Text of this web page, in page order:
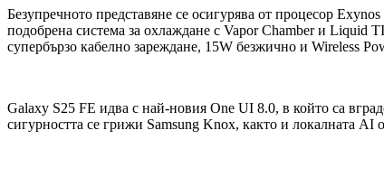
Безупречното представяне се осигурява от процесор
подобрена система за охлаждане с Vapor Chamber и Liquid
супербързо кабелно зареждане, 15W безжично и Wireless
Galaxy S25 FE идва с най-новия One UI 8.0, в който са
сигурността се грижи Samsung Knox, както и локалната AI